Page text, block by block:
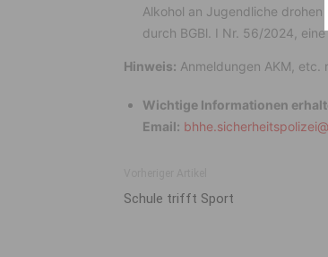
Alkohol an Jugendliche
durch BGBl. I Nr. 56/2024,
Hinweis: Anmeldungen AKM, etc.
Wichtige Informationen
Email:
Schule trifft Sport